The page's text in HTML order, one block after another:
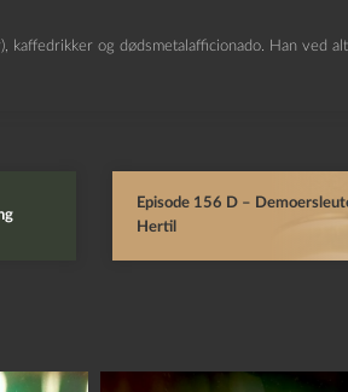
og dødsmetalafficionado. Han ved
Episode 156 D –
Hertil